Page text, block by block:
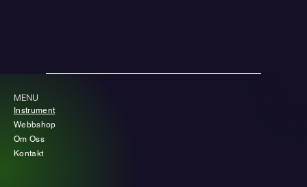
MENU
Instrument
Webbshop
Om Oss
Kontakt